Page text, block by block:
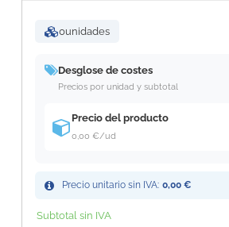
0unidades
Desglose de costes
Precios por unidad y subtotal
Precio del producto
0,00 €/ud
Precio unitario sin IVA: 0,00 €
Subtotal sin IVA